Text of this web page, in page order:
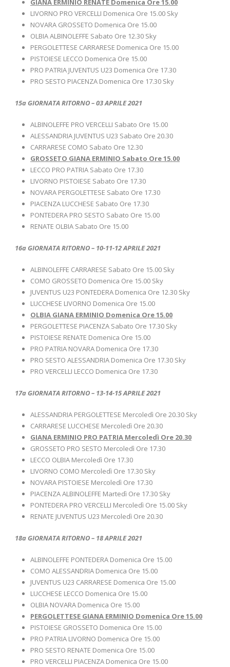
GIANA ERMINIO RENATE Domenica Ore 15.00
LIVORNO PRO VERCELLI Domenica Ore 15.00 Sky
NOVARA GROSSETO Domenica Ore 15.00
OLBIA ALBINOLEFFE Sabato Ore 12.30 Sky
PERGOLETTESE CARRARESE Domenica Ore 15.00
PISTOIESE LECCO Domenica Ore 15.00
PRO PATRIA JUVENTUS U23 Domenica Ore 17.30
PRO SESTO PIACENZA Domenica Ore 17.30 Sky
15a GIORNATA RITORNO – 03 APRILE 2021
ALBINOLEFFE PRO VERCELLI Sabato Ore 15.00
ALESSANDRIA JUVENTUS U23 Sabato Ore 20.30
CARRARESE COMO Sabato Ore 12.30
GROSSETO GIANA ERMINIO Sabato Ore 15.00
LECCO PRO PATRIA Sabato Ore 17.30
LIVORNO PISTOIESE Sabato Ore 17.30
NOVARA PERGOLETTESE Sabato Ore 17.30
PIACENZA LUCCHESE Sabato Ore 17.30
PONTEDERA PRO SESTO Sabato Ore 15.00
RENATE OLBIA Sabato Ore 15.00
16a GIORNATA RITORNO – 10-11-12 APRILE 2021
ALBINOLEFFE CARRARESE Sabato Ore 15.00 Sky
COMO GROSSETO Domenica Ore 15.00 Sky
JUVENTUS U23 PONTEDERA Domenica Ore 12.30 Sky
LUCCHESE LIVORNO Domenica Ore 15.00
OLBIA GIANA ERMINIO Domenica Ore 15.00
PERGOLETTESE PIACENZA Sabato Ore 17.30 Sky
PISTOIESE RENATE Domenica Ore 15.00
PRO PATRIA NOVARA Domenica Ore 17.30
PRO SESTO ALESSANDRIA Domenica Ore 17.30 Sky
PRO VERCELLI LECCO Domenica Ore 17.30
17a GIORNATA RITORNO – 13-14-15 APRILE 2021
ALESSANDRIA PERGOLETTESE Mercoledì Ore 20.30 Sky
CARRARESE LUCCHESE Mercoledì Ore 20.30
GIANA ERMINIO PRO PATRIA Mercoledì Ore 20.30
GROSSETO PRO SESTO Mercoledì Ore 17.30
LECCO OLBIA Mercoledì Ore 17.30
LIVORNO COMO Mercoledì Ore 17.30 Sky
NOVARA PISTOIESE Mercoledì Ore 17.30
PIACENZA ALBINOLEFFE Martedì Ore 17.30 Sky
PONTEDERA PRO VERCELLI Mercoledì Ore 15.00 Sky
RENATE JUVENTUS U23 Mercoledì Ore 20.30
18a GIORNATA RITORNO – 18 APRILE 2021
ALBINOLEFFE PONTEDERA Domenica Ore 15.00
COMO ALESSANDRIA Domenica Ore 15.00
JUVENTUS U23 CARRARESE Domenica Ore 15.00
LUCCHESE LECCO Domenica Ore 15.00
OLBIA NOVARA Domenica Ore 15.00
PERGOLETTESE GIANA ERMINIO Domenica Ore 15.00
PISTOIESE GROSSETO Domenica Ore 15.00
PRO PATRIA LIVORNO Domenica Ore 15.00
PRO SESTO RENATE Domenica Ore 15.00
PRO VERCELLI PIACENZA Domenica Ore 15.00